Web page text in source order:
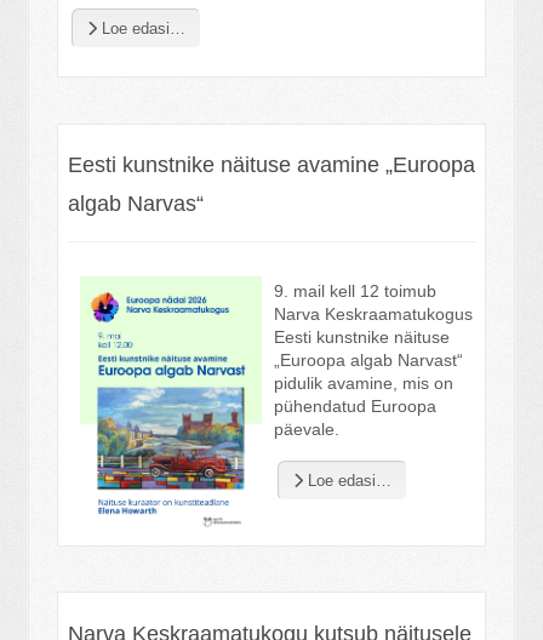
Loe edasi…
Eesti kunstnike näituse avamine „Euroopa
algab Narvas“
9. mail kell 12 toimub
Narva Keskraamatukogus
Eesti kunstnike näituse
„Euroopa algab Narvast“
pidulik avamine, mis on
pühendatud Euroopa
päevale.
Loe edasi…
Narva Keskraamatukogu kutsub näitusele